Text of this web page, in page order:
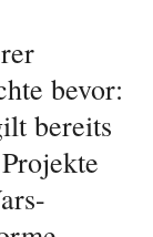
bevor:
bereits